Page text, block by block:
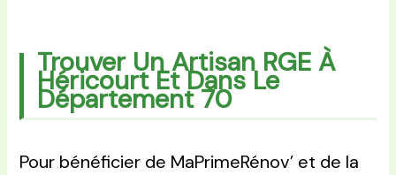
Trouver Un Artisan RGE À
Héricourt Et Dans Le
Département 70
Pour bénéficier de MaPrimeRénov’ et de la